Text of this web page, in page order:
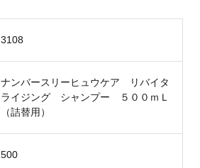
3108
ナンバースリーヒュウケア リバイタ
ライジング シャンプー ５００ｍＬ
（詰替用）
500